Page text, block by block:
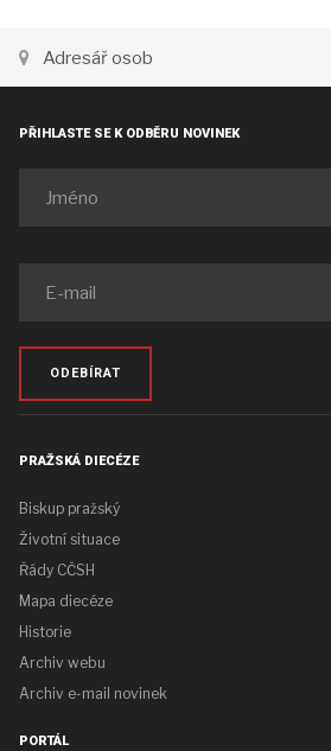
Adresář osob
PŘIHLASTE SE K ODBĚRU NOVINEK
ODEBÍRAT
PRAŽSKÁ DIECÉZE
Biskup pražský
Životní situace
Řády CČSH
Mapa diecéze
Historie
Archiv webu
Archiv e-mail novinek
PORTÁL